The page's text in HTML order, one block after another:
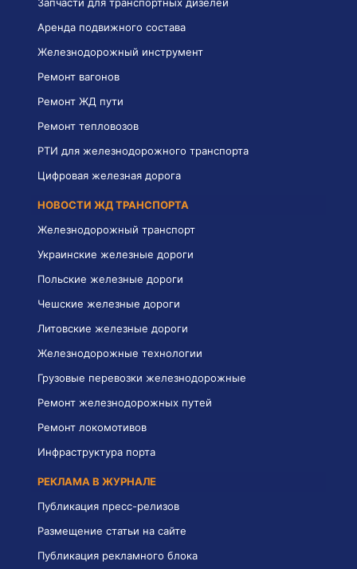
Аренда подвижного состава
Железнодорожный инструмент
Ремонт вагонов
Ремонт ЖД пути
Ремонт тепловозов
РТИ для железнодорожного транспорта
Цифровая железная дорога
НОВОСТИ ЖД ТРАНСПОРТА
Железнодорожный транспорт
Украинские железные дороги
Польские железные дороги
Чешские железные дороги
Литовские железные дороги
Железнодорожные технологии
Грузовые перевозки железнодорожные
Ремонт железнодорожных путей
Ремонт локомотивов
Инфраструктура порта
РЕКЛАМА В ЖУРНАЛЕ
Публикация пресс-релизов
Размещение статьи на сайте
Публикация рекламного блока